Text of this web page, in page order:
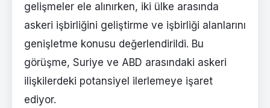
gelişmeler ele alınırken, iki ülke arasında
askeri işbirliğini geliştirme ve işbirliği alanlarını
genişletme konusu değerlendirildi. Bu
görüşme, Suriye ve ABD arasındaki askeri
ilişkilerdeki potansiyel ilerlemeye işaret
ediyor.